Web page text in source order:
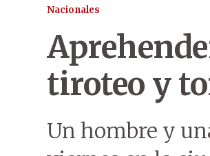
Nacionales
tiroteo y
Un hombre y